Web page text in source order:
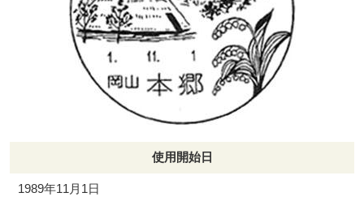
使用開始日
1989年11月1日